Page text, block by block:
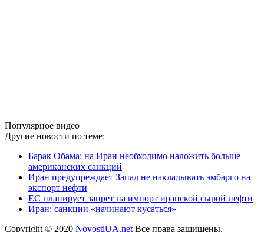
Популярное видео
Другие новости по теме:
Барак Обама: на Иран необходимо наложить больше
американских санкций
Иран предупреждает Запад не накладывать эмбарго на
экспорт нефти
ЕС планирует запрет на импорт иранской сырой нефти
Иран: санкции «начинают кусаться»
Copyright © 2020 NovostiUA.net Все права защищены.